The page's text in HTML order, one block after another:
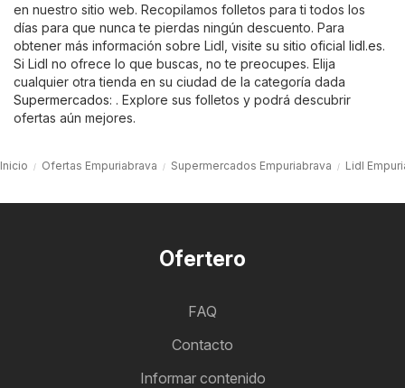
en nuestro sitio web. Recopilamos folletos para ti todos los
días para que nunca te pierdas ningún descuento. Para
obtener más información sobre Lidl, visite su sitio oficial lidl.es.
Si Lidl no ofrece lo que buscas, no te preocupes. Elija
cualquier otra tienda en su ciudad de la categoría dada
Supermercados: . Explore sus folletos y podrá descubrir
ofertas aún mejores.
Inicio Ofertas Empuriabrava Supermercados Empuriabrava Lidl
Ofertero
FAQ
Contacto
Informar contenido